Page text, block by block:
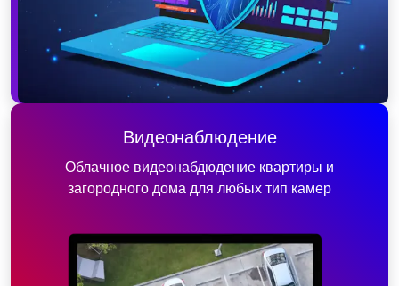
Видеонаблюдение
Облачное видеонабдюдение квартиры и
загородного дома для любых тип камер